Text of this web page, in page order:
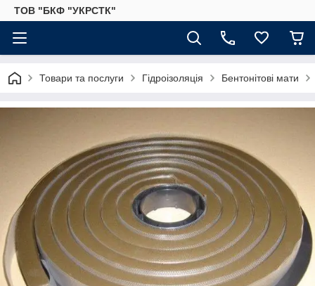
ТОВ "БКФ "УКРСТК"
Товари та послуги Гідроізоляція Бентонітові мати